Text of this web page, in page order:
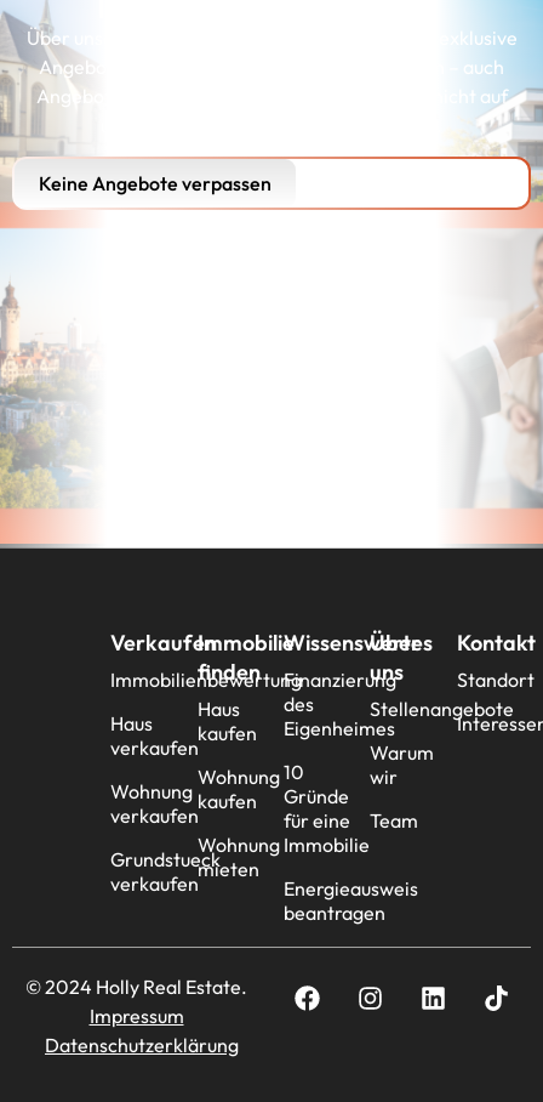
Über unserer Interessenkartei erhalten Kunden exklusive
Angebote, die genau zu ihren Wünschen passen – auch
Angebote, die wir aus Gründen der Diskretion nicht auf
Keine Angebote verpassen
Verkaufen
Immobilienbewertung
Haus
verkaufen
Wohnung
verkaufen
Grundstueck
verkaufen
Immobilie
finden
Haus
kaufen
Wohnung
kaufen
Wohnung
mieten
Wissenswertes
Finanzierung
des
Eigenheimes
10
Gründe
für eine
Immobilie
Energieausweis
beantragen
Über
uns
Stellenangebote
Warum
wir
Team
Kontakt
Standort
© 2024 Holly Real Estate.
Impressum
Datenschutzerklärung